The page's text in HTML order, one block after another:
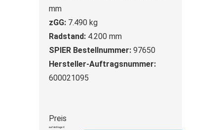
mm
zGG: 7.490 kg
Radstand: 4.200 mm
SPIER Bestellnummer: 97650
Hersteller-Auftragsnummer:
600021095
Preis
auf Anfrage €